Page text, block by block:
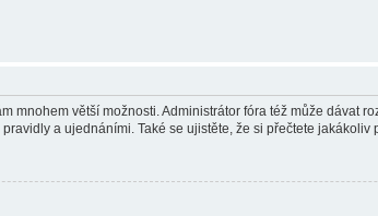
mnohem větší možnosti. Administrátor fóra též může dávat
a ujednáními. Také se ujistěte, že si přečtete jakákoliv